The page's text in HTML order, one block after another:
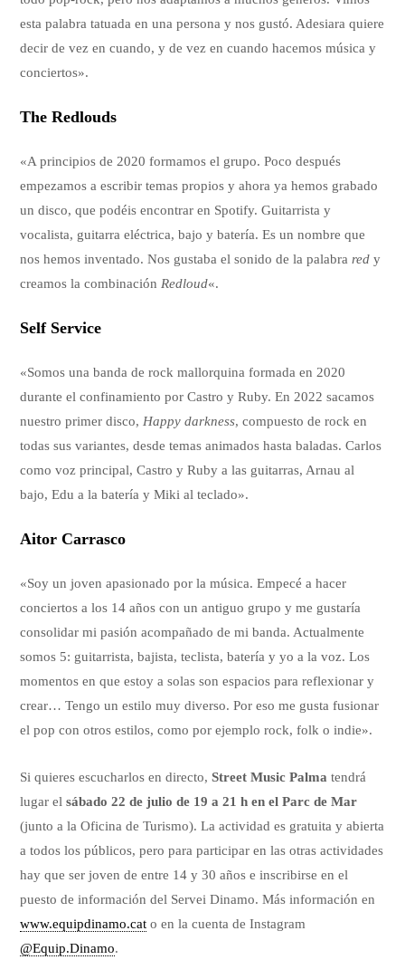
esta palabra tatuada en una persona y nos gustó. Adesiara quiere
decir de vez en cuando, y de vez en cuando hacemos música y
conciertos».
The Redlouds
«A principios de 2020 formamos el grupo. Poco después
empezamos a escribir temas propios y ahora ya hemos grabado
un disco, que podéis encontrar en Spotify. Guitarrista y
vocalista, guitarra eléctrica, bajo y batería. Es un nombre que
nos hemos inventado. Nos gustaba el sonido de la palabra red y
creamos la combinación Redloud«.
Self Service
«Somos una banda de rock mallorquina formada en 2020
durante el confinamiento por Castro y Ruby. En 2022 sacamos
nuestro primer disco, Happy darkness, compuesto de rock en
todas sus variantes, desde temas animados hasta baladas. Carlos
como voz principal, Castro y Ruby a las guitarras, Arnau al
bajo, Edu a la batería y Miki al teclado».
Aitor Carrasco
«Soy un joven apasionado por la música. Empecé a hacer
conciertos a los 14 años con un antiguo grupo y me gustaría
consolidar mi pasión acompañado de mi banda. Actualmente
somos 5: guitarrista, bajista, teclista, batería y yo a la voz. Los
momentos en que estoy a solas son espacios para reflexionar y
crear… Tengo un estilo muy diverso. Por eso me gusta fusionar
el pop con otros estilos, como por ejemplo rock, folk o indie».
Si quieres escucharlos en directo,Street Music Palma tendrá
lugar elsábado 22 de julio de 19 a 21 h en el Parc de Mar
(junto a la Oficina de Turismo). La actividad es gratuita y abierta
a todos los públicos, pero para participar en las otras actividades
hay que ser joven de entre 14 y 30 años e inscribirse en el
puesto de información del Servei Dinamo. Más información en
www.equipdinamo.cat o en la cuenta de Instagram
@Equip.Dinamo.